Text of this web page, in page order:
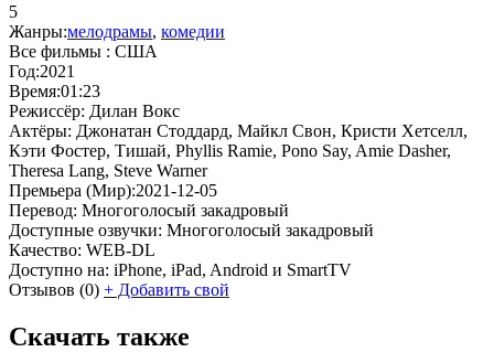
5
Жанры:мелодрамы, комедии
Все фильмы : США
Год:2021
Время:01:23
Режиссёр: Дилан Вокс
Актёры: Джонатан Стоддард, Майкл Свон, Кристи Хетселл,
Кэти Фостер, Тишай, Phyllis Ramie, Pono Say, Amie Dasher,
Theresa Lang, Steve Warner
Премьера (Мир):2021-12-05
Перевод: Многоголосый закадровый
Доступные озвучки: Многоголосый закадровый
Качество: WEB-DL
Доступно на: iPhone, iPad, Android и SmartTV
Отзывов (0) + Добавить свой
Скачать также